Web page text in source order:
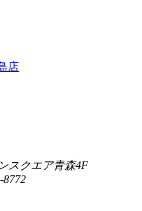
店
スクエア青森4F
8772